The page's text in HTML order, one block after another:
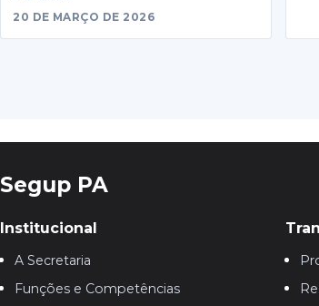
20 DE MARÇO DE 2026
Segup PA
Institucional
A Secretaria
Funções e Competências